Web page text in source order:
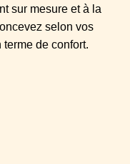
100, Couchage 120,
Couchage 140
parties extérieures en bois
sur mesure et à la
selon vos
de confort.